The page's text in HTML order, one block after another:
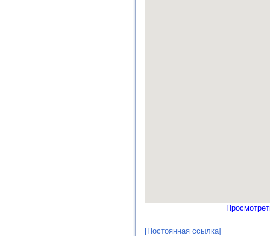
[Постоянная ссылка]